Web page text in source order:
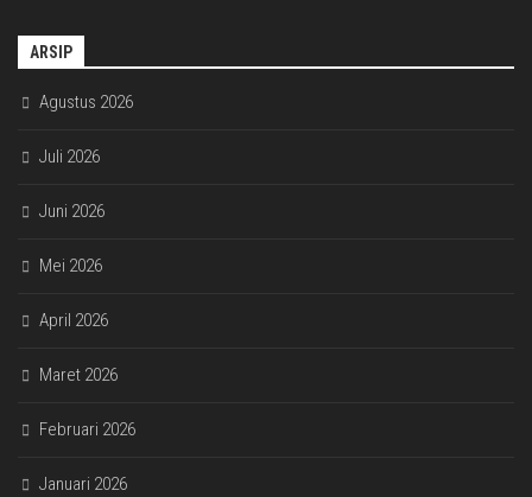
ARSIP
Agustus 2026
Juli 2026
Juni 2026
Mei 2026
April 2026
Maret 2026
Februari 2026
Januari 2026